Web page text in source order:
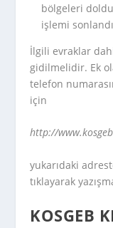
bölgeleri
işlemi
İlgili evraklar
gidilmelidir. Ek
telefon
için
http://
yukarıdaki
tıklayarak
KOSGEB